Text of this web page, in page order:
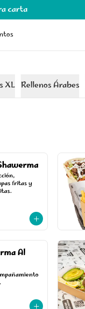
carta
XL Rellenos Árabes
fritas y
Al